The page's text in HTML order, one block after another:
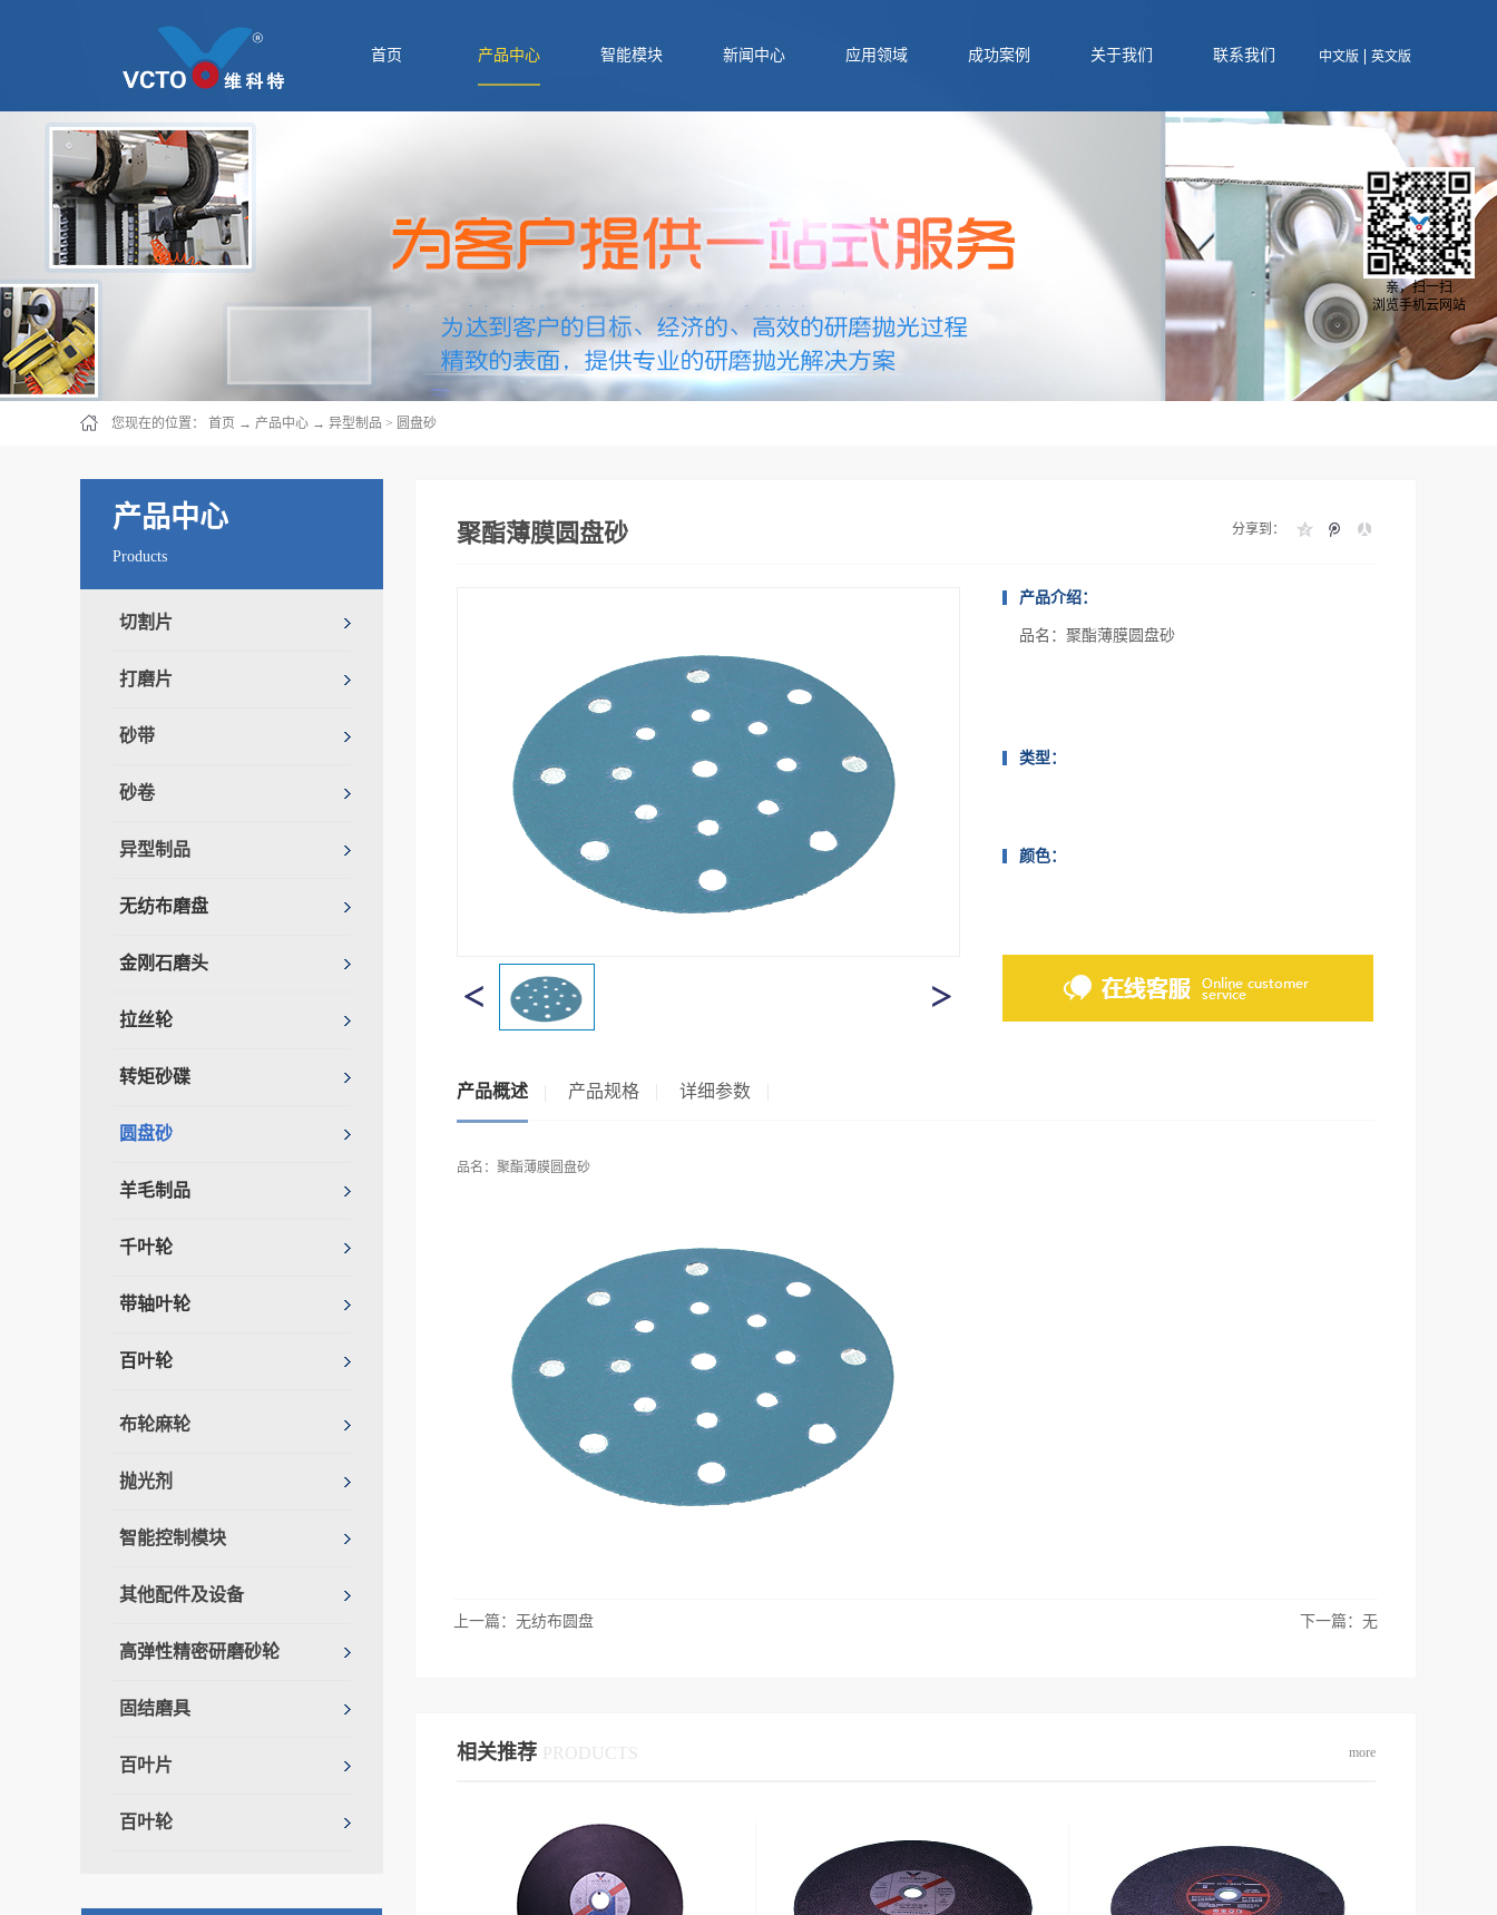
中文版 英文版
首页 产品中心 智能模块 新闻中心 应用领域 成功案例 关于我们 联系我们
您现在的位置： 首页 → 产品中心 → 异型制品 > 圆盘砂
产品中心
Products
切割片
打磨片
砂带
砂卷
异型制品
无纺布磨盘
金刚石磨头
拉丝轮
转矩砂碟
圆盘砂
羊毛制品
千叶轮
带轴叶轮
百叶轮
布轮麻轮
抛光剂
智能控制模块
其他配件及设备
高弹性精密研磨砂轮
固结磨具
百叶片
百叶轮
聚酯薄膜圆盘砂 分享到：
产品介绍：
品名：聚酯薄膜圆盘砂
类型：
颜色：
产品概述 产品规格 详细参数
品名：聚酯薄膜圆盘砂
上一篇： 无纺布圆盘 下一篇：无
相关推荐 PRODUCTS more
亲，扫一扫
浏览手机云网站